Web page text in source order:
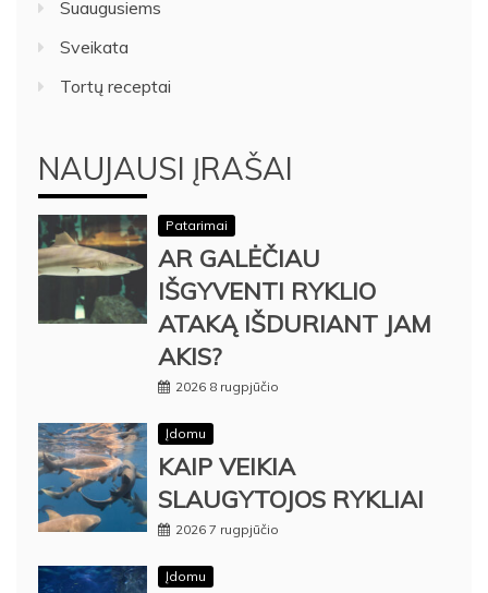
Suaugusiems
Sveikata
Tortų receptai
NAUJAUSI ĮRAŠAI
Patarimai
AR GALĖČIAU
IŠGYVENTI RYKLIO
ATAKĄ IŠDURIANT JAM
AKIS?
2026 8 rugpjūčio
Įdomu
KAIP VEIKIA
SLAUGYTOJOS RYKLIAI
2026 7 rugpjūčio
Įdomu